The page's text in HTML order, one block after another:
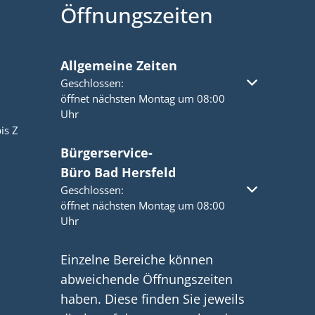
Z
Öffnungszeiten
Allgemeine Zeiten
Klicken, um weitere Öffnungs- oder Schließzeiten
Geschlossen:
öffnet nächsten Montag um 08:00
Uhr
Bürgerservice-
Büro Bad Hersfeld
Klicken, um weitere Öffnungs- oder Schließzeiten
Geschlossen:
öffnet nächsten Montag um 08:00
Uhr
Einzelne Bereiche können
abweichende Öffnungszeiten
haben. Diese finden Sie jeweils